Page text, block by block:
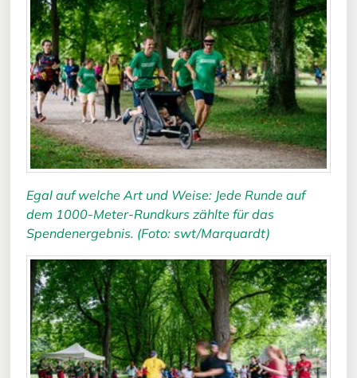
Egal auf welche Art und Weise: Jede Runde auf
dem 1000-Meter-Rundkurs zählte für das
Spendenergebnis. (Foto: swt/Marquardt)